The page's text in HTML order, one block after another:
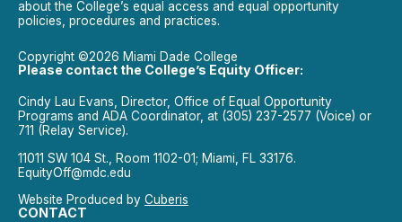
about the College’s equal access and equal opportunity
policies, procedures and practices.
Copyright ©2026 Miami Dade College
Please contact the College’s Equity Officer:
Cindy Lau Evans, Director, Office of Equal Opportunity
Programs and ADA Coordinator, at (305) 237-2577 (Voice) or
711 (Relay Service).
11011 SW 104 St., Room 1102-01; Miami, FL 33176.
EquityOff@mdc.edu
Website Produced by Cuberis
CONTACT